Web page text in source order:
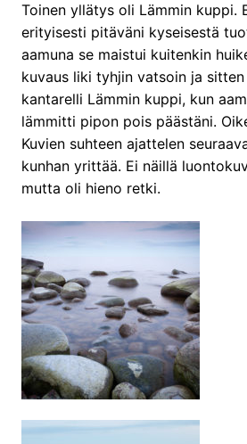
Toinen yllätys oli Lämmin kuppi.
erityisesti pitäväni kyseisestä
aamuna se maistui kuitenkin
kuvaus liki tyhjin vatsoin ja sitten
kantarelli Lämmin kuppi, kun
lämmitti pipon pois päästäni.
Kuvien suhteen ajattelen
kunhan yrittää. Ei näillä
mutta oli hieno retki.